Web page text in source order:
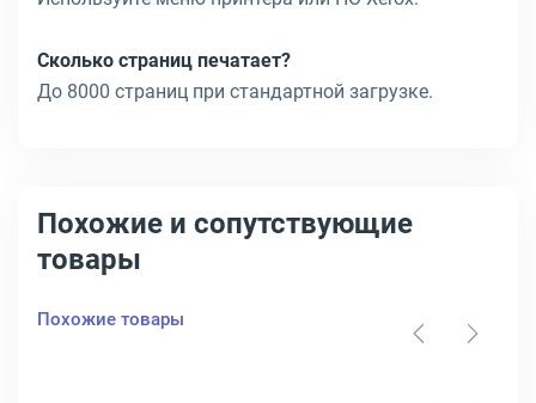
Сколько страниц печатает?
До 8000 страниц при стандартной загрузке.
Похожие и сопутствующие
товары
Похожие товары